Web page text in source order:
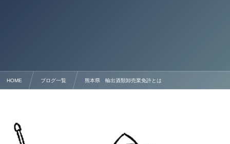
HOME ブログ一覧 熊本県 輸出酒類卸売業免許とは